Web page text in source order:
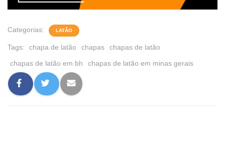
Categorias: LATÃO
Tags: chapa de latão chapas
chapas de latão
chapas de latão em bh
chapas de latão em minas gerais